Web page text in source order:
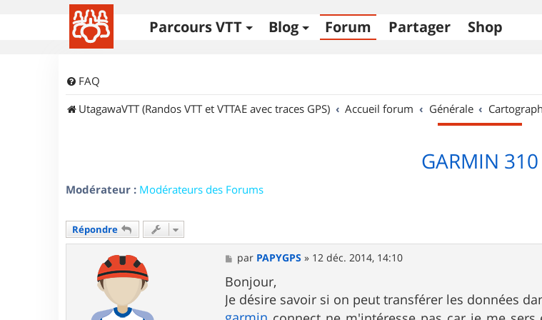
Parcours VTT Blog Forum Partager Shop
FAQ
UtagawaVTT (Randos VTT et VTTAE avec traces GPS)
Accueil forum Générale
GARMIN 310
Modérateur : Modérateurs des Forums
Répondre
M
e
s
s
a
g
par PAPYGPS » 12 déc. 2014, 14:10
Bonjour,
Je désire savoir si on peut transférer les données